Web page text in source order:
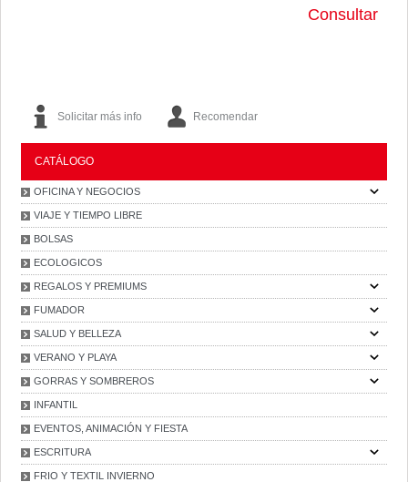
Consultar
Solicitar más info Recomendar
CATÁLOGO
OFICINA Y NEGOCIOS
VIAJE Y TIEMPO LIBRE
BOLSAS
ECOLOGICOS
REGALOS Y PREMIUMS
FUMADOR
SALUD Y BELLEZA
VERANO Y PLAYA
GORRAS Y SOMBREROS
INFANTIL
EVENTOS, ANIMACIÓN Y FIESTA
ESCRITURA
FRIO Y TEXTIL INVIERNO